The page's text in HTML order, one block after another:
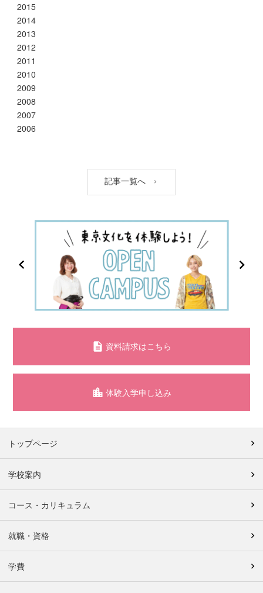
2015
2014
2013
2012
2011
2010
2009
2008
2007
2006
記事一覧へ
資料請求はこちら
体験入学申し込み
トップページ
学校案内
コース・カリキュラム
就職・資格
学費